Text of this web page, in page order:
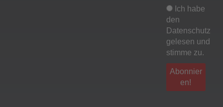
den
Datenschutz
gelesen und
stimme zu.